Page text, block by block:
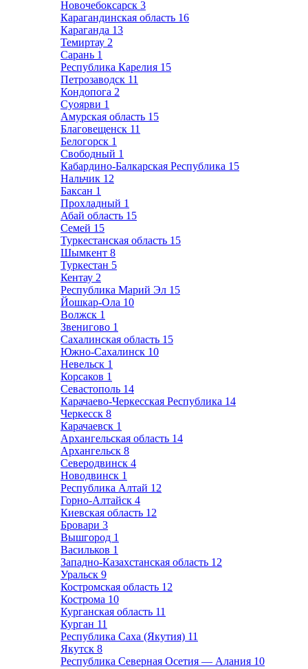
Новочебоксарск 3
Карагандинская область 16
Караганда 13
Темиртау 2
Сарань 1
Республика Карелия 15
Петрозаводск 11
Кондопога 2
Суоярви 1
Амурская область 15
Благовещенск 11
Белогорск 1
Свободный 1
Кабардино-Балкарская Республика 15
Нальчик 12
Баксан 1
Прохладный 1
Абай область 15
Семей 15
Туркестанская область 15
Шымкент 8
Туркестан 5
Кентау 2
Республика Марий Эл 15
Йошкар-Ола 10
Волжск 1
Звенигово 1
Сахалинская область 15
Южно-Сахалинск 10
Невельск 1
Корсаков 1
Севастополь 14
Карачаево-Черкесская Республика 14
Черкесск 8
Карачаевск 1
Архангельская область 14
Архангельск 8
Северодвинск 4
Новодвинск 1
Республика Алтай 12
Горно-Алтайск 4
Киевская область 12
Бровари 3
Вышгород 1
Васильков 1
Западно-Казахстанская область 12
Уральск 9
Костромская область 12
Кострома 10
Курганская область 11
Курган 11
Республика Саха (Якутия) 11
Якутск 8
Республика Северная Осетия — Алания 10